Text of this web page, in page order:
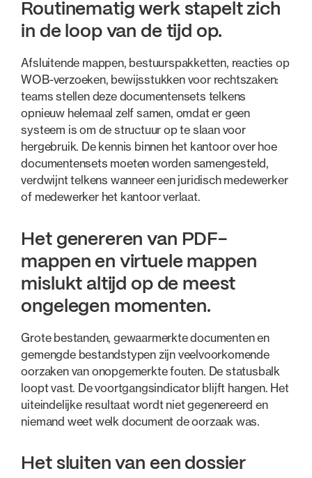
Routinematig werk stapelt zich
in de loop van de tijd op.
Afsluitende mappen, bestuurspakketten, reacties op
WOB-verzoeken, bewijsstukken voor rechtszaken:
teams stellen deze documentensets telkens
opnieuw helemaal zelf samen, omdat er geen
systeem is om de structuur op te slaan voor
hergebruik. De kennis binnen het kantoor over hoe
documentensets moeten worden samengesteld,
verdwijnt telkens wanneer een juridisch medewerker
of medewerker het kantoor verlaat.
Het genereren van PDF-
mappen en virtuele mappen
mislukt altijd op de meest
ongelegen momenten.
Grote bestanden, gewaarmerkte documenten en
gemengde bestandstypen zijn veelvoorkomende
oorzaken van onopgemerkte fouten. De statusbalk
loopt vast. De voortgangsindicator blijft hangen. Het
uiteindelijke resultaat wordt niet gegenereerd en
niemand weet welk document de oorzaak was.
Het sluiten van een dossier